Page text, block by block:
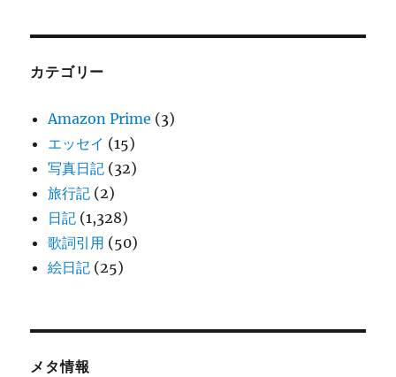
カテゴリー
Amazon Prime (3)
エッセイ (15)
写真日記 (32)
旅行記 (2)
日記 (1,328)
歌詞引用 (50)
絵日記 (25)
メタ情報